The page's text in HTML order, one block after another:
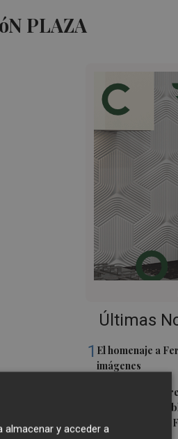
PLAZA
Últimas
1 El homenaje a
imágenes
Ferran Torres,
masas en su
digo que soy de
y acceder a